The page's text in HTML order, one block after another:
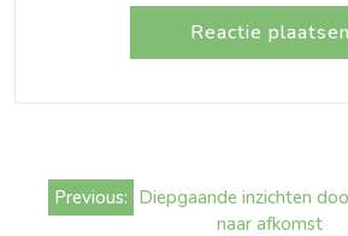
Bericht
navigatie
Previous: Diepgaande inzichten
naar afkomst